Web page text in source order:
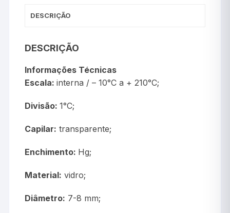
DESCRIÇÃO
DESCRIÇÃO
Informações Técnicas
Escala:interna / – 10°C a + 210°C;
Divisão:1°C;
Capilar: transparente;
Enchimento: Hg;
Material: vidro;
Diâmetro: 7-8 mm;